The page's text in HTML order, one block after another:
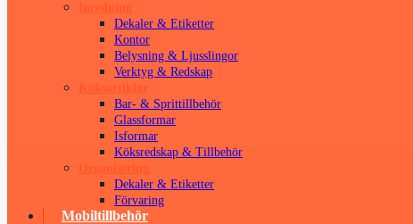
Inredning
Dekaler & Etiketter
Kontor
Belysning & Ljusslingor
Verktyg & Redskap
Köksartiklar
Bar- & Sprittillbehör
Glassformar
Isformar
Köksredskap & Tillbehör
Organisering
Dekaler & Etiketter
Förvaring
Mobiltillbehör